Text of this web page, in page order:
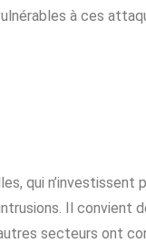
à ces
qui n’investissent
Il
secteurs ont